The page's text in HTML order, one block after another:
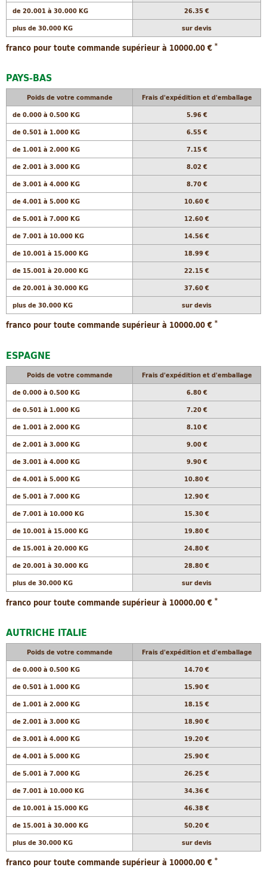
de 20.001 à 30.000 KG
26.35 €
plus de 30.000 KG
sur devis
franco pour toute commande supérieur à 10000.00 € *
PAYS-BAS
Poids de votre commande
Frais d'expédition et d'emballage
de 0.000 à 0.500 KG
5.96 €
de 0.501 à 1.000 KG
6.55 €
de 1.001 à 2.000 KG
7.15 €
de 2.001 à 3.000 KG
8.02 €
de 3.001 à 4.000 KG
8.70 €
de 4.001 à 5.000 KG
10.60 €
de 5.001 à 7.000 KG
12.60 €
de 7.001 à 10.000 KG
14.56 €
de 10.001 à 15.000 KG
18.99 €
de 15.001 à 20.000 KG
22.15 €
de 20.001 à 30.000 KG
37.60 €
plus de 30.000 KG
sur devis
franco pour toute commande supérieur à 10000.00 € *
ESPAGNE
Poids de votre commande
Frais d'expédition et d'emballage
de 0.000 à 0.500 KG
6.80 €
de 0.501 à 1.000 KG
7.20 €
de 1.001 à 2.000 KG
8.10 €
de 2.001 à 3.000 KG
9.00 €
de 3.001 à 4.000 KG
9.90 €
de 4.001 à 5.000 KG
10.80 €
de 5.001 à 7.000 KG
12.90 €
de 7.001 à 10.000 KG
15.30 €
de 10.001 à 15.000 KG
19.80 €
de 15.001 à 20.000 KG
24.80 €
de 20.001 à 30.000 KG
28.80 €
plus de 30.000 KG
sur devis
franco pour toute commande supérieur à 10000.00 € *
AUTRICHE ITALIE
Poids de votre commande
Frais d'expédition et d'emballage
de 0.000 à 0.500 KG
14.70 €
de 0.501 à 1.000 KG
15.90 €
de 1.001 à 2.000 KG
18.15 €
de 2.001 à 3.000 KG
18.90 €
de 3.001 à 4.000 KG
19.20 €
de 4.001 à 5.000 KG
25.90 €
de 5.001 à 7.000 KG
26.25 €
de 7.001 à 10.000 KG
34.36 €
de 10.001 à 15.000 KG
46.38 €
de 15.001 à 30.000 KG
50.20 €
plus de 30.000 KG
sur devis
franco pour toute commande supérieur à 10000.00 € *